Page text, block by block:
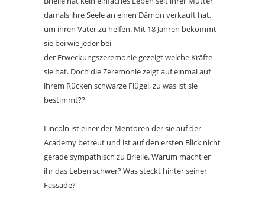
damals ihre Seele an einen Dämon verkauft hat,
um ihren Vater zu helfen. Mit 18 Jahren bekommt
sie bei wie jeder bei
der Erweckungszeremonie gezeigt welche Kräfte
sie hat. Doch die Zeremonie zeigt auf einmal auf
ihrem Rücken schwarze Flügel, zu was ist sie
bestimmt??
Lincoln ist einer der Mentoren der sie auf der
Academy betreut und ist auf den ersten Blick nicht
gerade sympathisch zu Brielle. Warum macht er
ihr das Leben schwer? Was steckt hinter seiner
Fassade?